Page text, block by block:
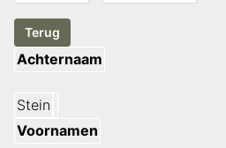
Achternaam
Stein
Voornamen